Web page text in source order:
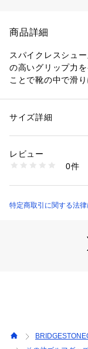
商品詳細
スパイクレスシュ
の高いグリップ力
ことで靴の中で滑
■綿/アクリル/ポリ
※左右あり
性別：メンズ
商品番号：
SOG520 （ショップ）
サイズ詳細
レビュー
0件
特定商取引に関する法